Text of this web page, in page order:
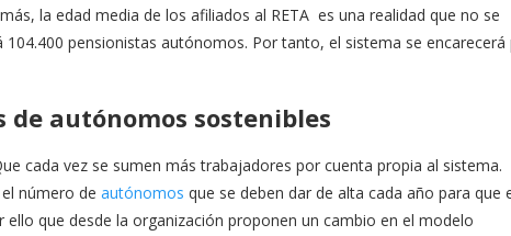
la edad media de los afiliados al RETA es una realidad que no se
104.400 pensionistas autónomos. Por tanto, el sistema se encarecerá
de autónomos sostenibles
cada vez se sumen más trabajadores por cuenta propia al sistema.
número de autónomos que se deben dar de alta cada año para que
ello que desde la organización proponen un cambio en el modelo